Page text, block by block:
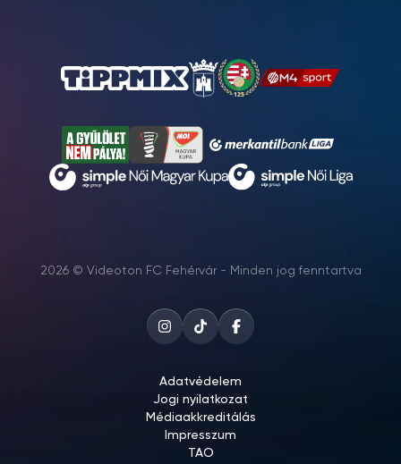
2026 © Videoton FC Fehérvár - Minden jog fenntartva
Adatvédelem
Jogi nyilatkozat
Médiaakkreditálás
Impresszum
TAO